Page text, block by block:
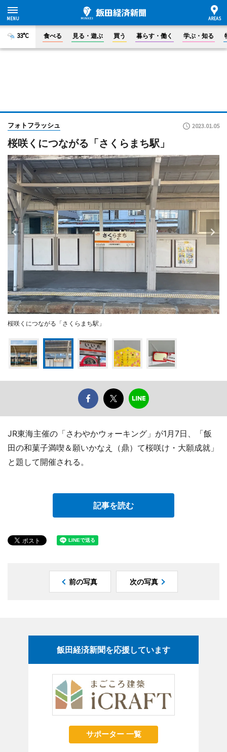
33°C 食べる 見る・遊ぶ 買う 暮らす・働く 学ぶ・知る
フォトフラッシュ 2023.01.05
桜咲くにつながる「さくらまち駅」
桜咲くにつながる「さくらまち駅」
JR東海主催の「さわやかウォーキング」が1月7日、「飯
田の和菓子満喫＆願いかなえ（鼎）て桜咲け・大願成就」
と題して開催される。
記事を読む
前の写真 次の写真
飯田経済新聞を応援しています
サポーター 一覧